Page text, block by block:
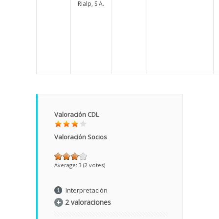
Rialp, S.A.
Valoración CDL
Valoración Socios
Average: 3 (2 votes)
Interpretación
2 valoraciones